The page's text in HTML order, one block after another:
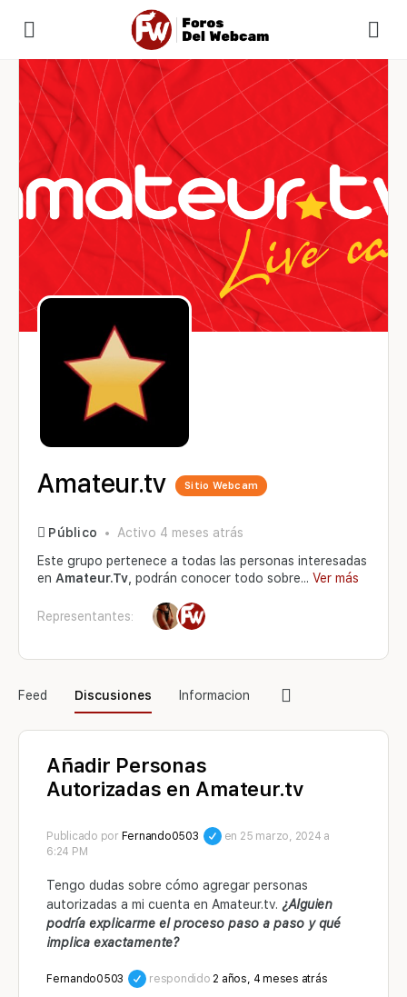
Amateur.tv Sitio Webcam
Público
Activo 4 meses atrás
Este grupo pertenece a todas las personas interesadas
en Amateur.Tv , podrán conocer todo sobre... Ver más
Representantes:
Feed Discusiones Informacion
menú
Añadir Personas
Autorizadas en Amateur.tv
Publicado por Fernando0503
en 25 marzo, 2024 a
6:24 PM
Tengo dudas sobre cómo agregar personas
autorizadas a mi cuenta en Amateur.tv. ¿Alguien
podría explicarme el proceso paso a paso y qué
implica exactamente?
Fernando0503 respondido 2 años, 4 meses atrás